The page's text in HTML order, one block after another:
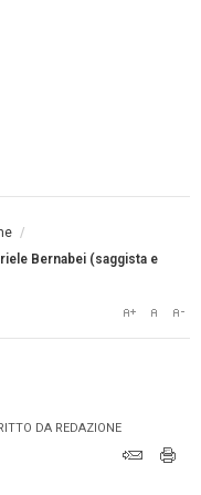
/
Bernabei (saggista e
DA REDAZIONE